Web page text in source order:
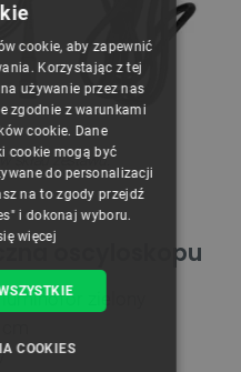
skład zestawu.
oscyloskopu
zielony
CZECH
ENGLISH
GERMAN
cookie, aby zapewnić
Korzystając z tej
używanie przez nas
zgodnie z warunkami
cookie. Dane
cookie mogą być
do personalizacji
na to zgody przejdź
i dokonaj wyboru.
więcej
COOKIES